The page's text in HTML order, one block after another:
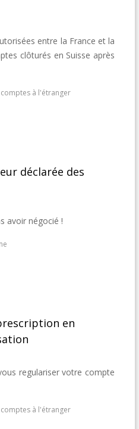
entre la France et la
clôturés en Suisse après
à l'étranger
déclarée des
avoir négocié !
en
regulariser votre compte
à l'étranger